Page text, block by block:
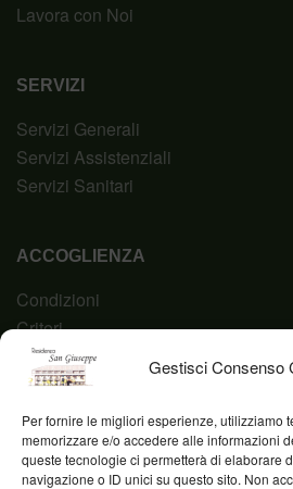
Gestisci Consenso
Per fornire le migliori esperienze, utilizziamo
memorizzare e/o accedere alle informazioni
queste tecnologie ci permetterà di elaborare
navigazione o ID unici su questo sito. Non
Lavora con Noi
SERVIZI
Servizi Generali
Servizi Assistenziali
Servizi Sanitari
ACCOGLIENZA
Condizioni
Criteri
Domanda
Codice Etico